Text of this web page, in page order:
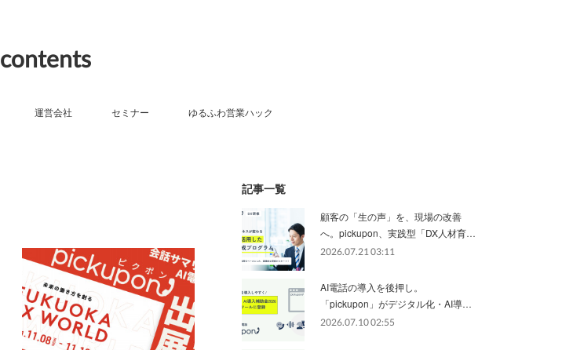
contents
運営会社 セミナー ゆるふわ営業ハック
記事一覧
顧客の「生の声」を、現場の改善
へ。pickupon、実践型「DX人材育…
2026.07.21 03:11
AI電話の導入を後押し。
「pickupon」がデジタル化・AI導…
2026.07.10 02:55